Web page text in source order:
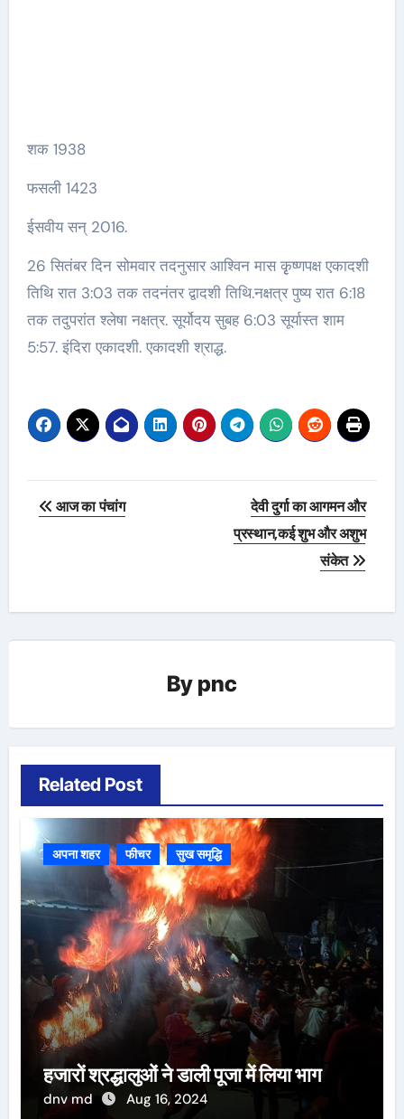
शक 1938
फसली 1423
ईसवीय सन् 2016.
26 सितंबर दिन सोमवार तदनुसार आश्विन मास कृृष्णपक्ष एकादशी
तिथि रात 3:03 तक तदनंतर द्वादशी तिथि.नक्षत्र पुष्य रात 6:18
तक तदुपरांत श्लेषा नक्षत्र. सूर्योदय सुबह 6:03 सूर्यास्त शाम
5:57. इंदिरा एकादशी. एकादशी श्राद्ध.
Post
आज का पंचांग
देवी दुर्गा का आगमन और
प्रस्थान,कई शुभ और अशुभ
संकेत
By pnc
Related Post
अपना शहर फीचर सुख समृद्धि
हजारों श्रद्धालुओं ने डाली पूजा में लिया भाग
dnv md Aug 16, 2024